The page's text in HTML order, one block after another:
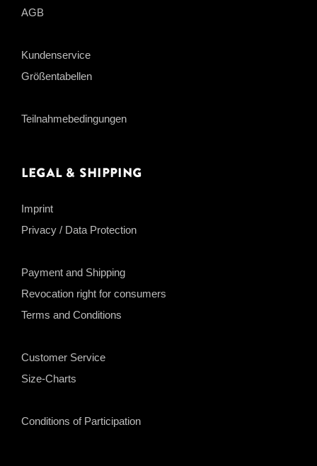
AGB
Kundenservice
Größentabellen
Teilnahmebedingungen
Legal & Shipping
Imprint
Privacy / Data Protection
Payment and Shipping
Revocation right for consumers
Terms and Conditions
Customer Service
Size-Charts
Conditions of Participation